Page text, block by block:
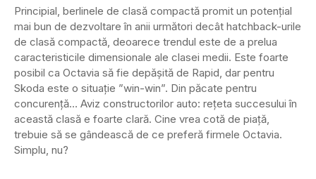
Principial, berlinele de clasă compactă promit un potențial
mai bun de dezvoltare în anii următori decât hatchback-urile
de clasă compactă, deoarece trendul este de a prelua
caracteristicile dimensionale ale clasei medii. Este foarte
posibil ca Octavia să fie depășită de Rapid, dar pentru
Skoda este o situație ”win-win”. Din păcate pentru
concurență… Aviz constructorilor auto: rețeta succesului în
această clasă e foarte clară. Cine vrea cotă de piață,
trebuie să se gândească de ce preferă firmele Octavia.
Simplu, nu?